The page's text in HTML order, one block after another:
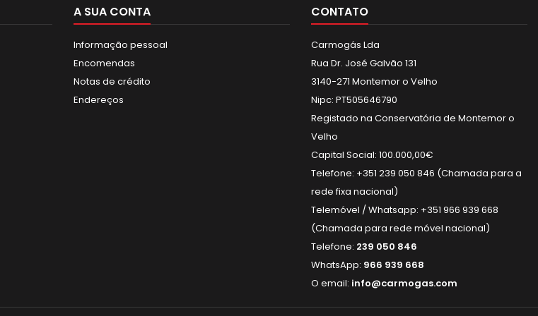
A SUA CONTA
Informação pessoal
Encomendas
Notas de crédito
Endereços
CONTATO
Carmogás Lda
Rua Dr. José Galvão 131
3140-271 Montemor o Velho
Nipc: PT505646790
Registado na Conservatória de Montemor o
Velho
Capital Social: 100.000,00€
Telefone: +351 239 050 846 (Chamada para a
rede fixa nacional)
Telemóvel / Whatsapp: +351 966 939 668
(Chamada para rede móvel nacional)
Telefone: 239 050 846
WhatsApp: 966 939 668
O email: info@carmogas.com